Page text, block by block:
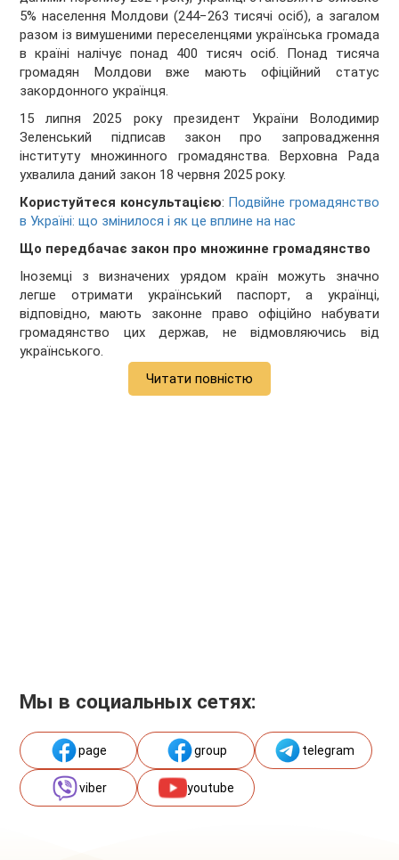
5% населення Молдови (244−263 тисячі осіб), а загалом
разом із вимушеними переселенцями українська громада
в країні налічує понад 400 тисяч осіб. Понад тисяча
громадян Молдови вже мають офіційний статус
закордонного українця.
15 липня 2025 року президент України Володимир
Зеленський підписав закон про запровадження
інституту множинного громадянства. Верховна Рада
ухвалила даний закон 18 червня 2025 року.
Користуйтеся консультацією: Подвійне громадянство
в Україні: що змінилося і як це вплине на нас
Що передбачає закон про множинне громадянство
Іноземці з визначених урядом країн можуть значно
легше отримати український паспорт, а українці,
відповідно, мають законне право офіційно набувати
громадянство цих держав, не відмовляючись від
українського.
Читати повністю
Мы в социальных сетях:
page group telegram
viber youtube